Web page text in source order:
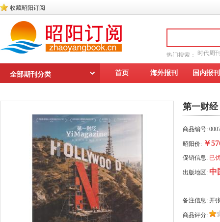
收藏昭阳订阅
热门搜索： 时代周
读者文摘
全部期刊分类 首页 海外报刊 国内报刊
第一财
商品编号:
昭阳价: ￥
促销信息: 已
出版地区: 中
备注信息: 开
商品评分: